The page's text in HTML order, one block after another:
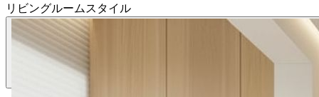
リビングルームスタイル